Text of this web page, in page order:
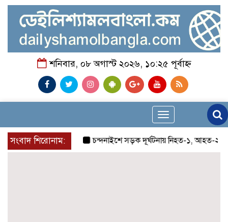
শনিবার, ০৮ অগাস্ট ২০২৬, ১০:২৫ পূর্বাহ্ন
Toggle
navigation
সংবাদ শিরোনাম:
চন্দনাইশে সড়ক দূর্ঘটনায় নিহত-১, আহত-২